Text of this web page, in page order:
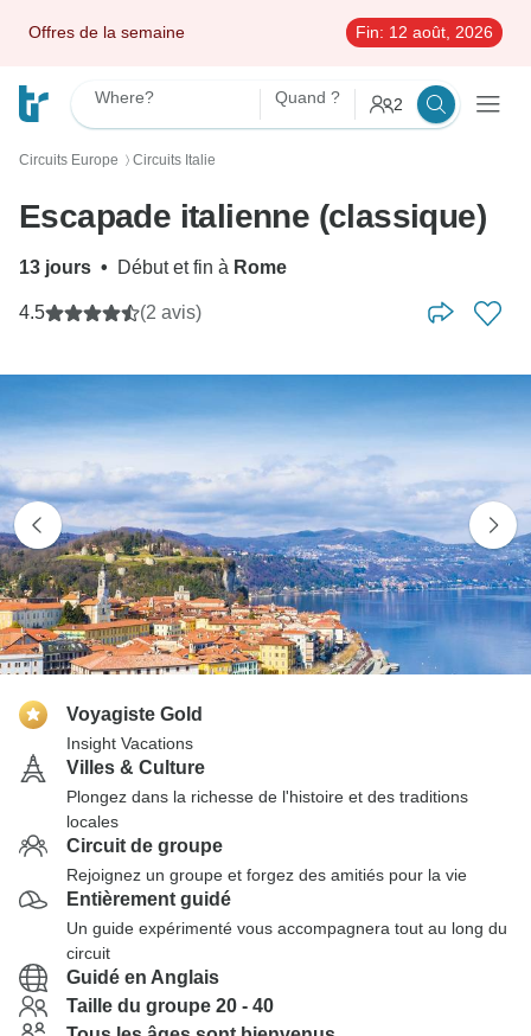
Offres de la semaine Fin: 12 août, 2026
Where? Quand ? 2
Circuits Europe 〉 Circuits Italie
Escapade italienne (classique)
13 jours • Début et fin à Rome
4.5 (2 avis)
Voyagiste Gold
Insight Vacations
Villes & Culture
Plongez dans la richesse de l'histoire et des traditions
locales
Circuit de groupe
Rejoignez un groupe et forgez des amitiés pour la vie
Entièrement guidé
Un guide expérimenté vous accompagnera tout au long du
circuit
Guidé en Anglais
Taille du groupe 20 - 40